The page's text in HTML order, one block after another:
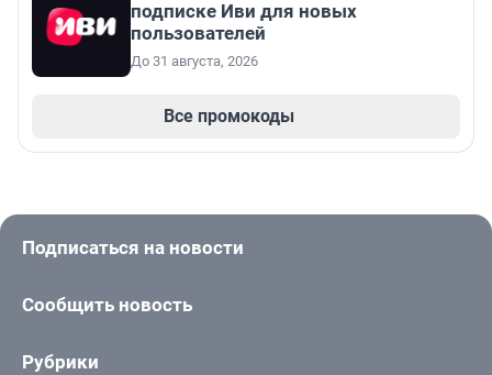
подписке Иви для новых
пользователей
До 31 августа, 2026
Все промокоды
Подписаться на новости
Сообщить новость
Рубрики